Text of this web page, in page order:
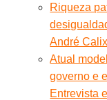
Riqueza
André
Atual
governo e
Entrevista